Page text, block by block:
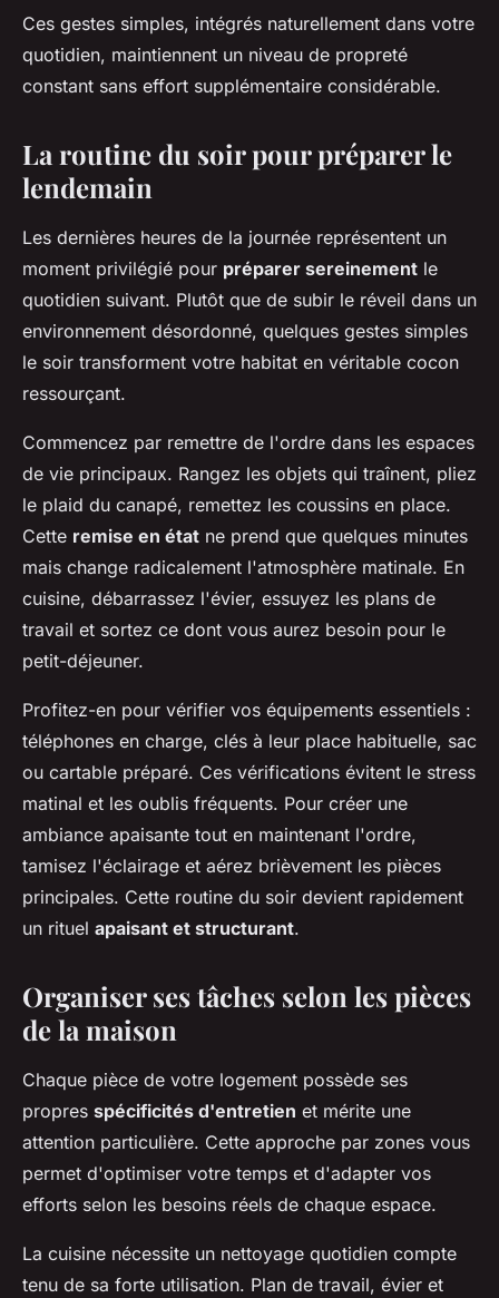
Ces gestes simples, intégrés naturellement dans votre
quotidien, maintiennent un niveau de propreté
constant sans effort supplémentaire considérable.
La routine du soir pour préparer le
lendemain
Les dernières heures de la journée représentent un
moment privilégié pour préparer sereinement le
quotidien suivant. Plutôt que de subir le réveil dans un
environnement désordonné, quelques gestes simples
le soir transforment votre habitat en véritable cocon
ressourçant.
Commencez par remettre de l'ordre dans les espaces
de vie principaux. Rangez les objets qui traînent, pliez
le plaid du canapé, remettez les coussins en place.
Cette remise en état ne prend que quelques minutes
mais change radicalement l'atmosphère matinale. En
cuisine, débarrassez l'évier, essuyez les plans de
travail et sortez ce dont vous aurez besoin pour le
petit-déjeuner.
Profitez-en pour vérifier vos équipements essentiels :
téléphones en charge, clés à leur place habituelle, sac
ou cartable préparé. Ces vérifications évitent le stress
matinal et les oublis fréquents. Pour créer une
ambiance apaisante tout en maintenant l'ordre,
tamisez l'éclairage et aérez brièvement les pièces
principales. Cette routine du soir devient rapidement
un rituel apaisant et structurant.
Organiser ses tâches selon les pièces
de la maison
Chaque pièce de votre logement possède ses
propres spécificités d'entretien et mérite une
attention particulière. Cette approche par zones vous
permet d'optimiser votre temps et d'adapter vos
efforts selon les besoins réels de chaque espace.
La cuisine nécessite un nettoyage quotidien compte
tenu de sa forte utilisation. Plan de travail, évier et